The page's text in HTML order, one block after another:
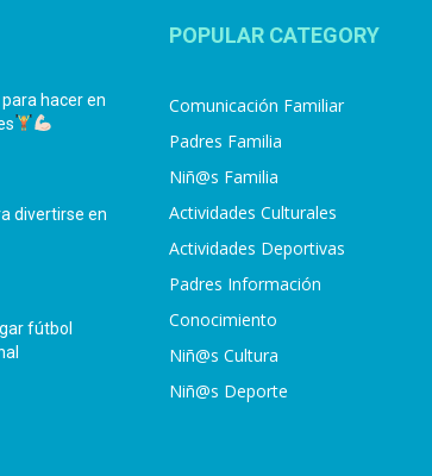
hacer en
divertirse en
fútbol
POPULAR CATEGORY
Comunicación Familiar
Padres Familia
Niñ@s Familia
Actividades Culturales
Actividades Deportivas
Padres Información
Conocimiento
Niñ@s Cultura
Niñ@s Deporte